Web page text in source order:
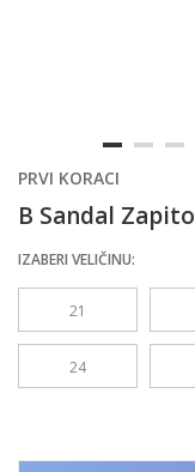
PRVI KORACI
B Sandal
IZABERI VELIČINU:
21
24